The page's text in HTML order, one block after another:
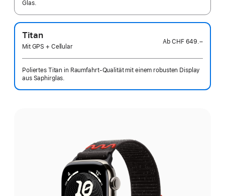
Glas.
Titan
Mit GPS + Cellular
AbCHF 649.–
Poliertes Titan in Raumfahrt-Qualität mit einem robusten Display
aus Saphirglas.